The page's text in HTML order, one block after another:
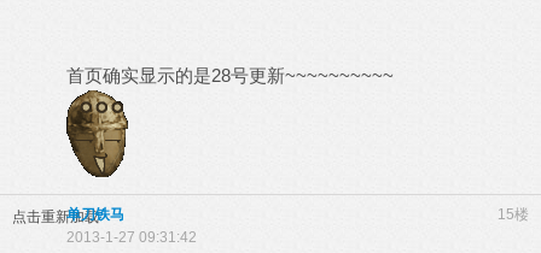
首页确实显示的是28号更新~~~~~~~~~~
点击重新加载 15楼
单刀铁马
2013-1-27 09:31:42